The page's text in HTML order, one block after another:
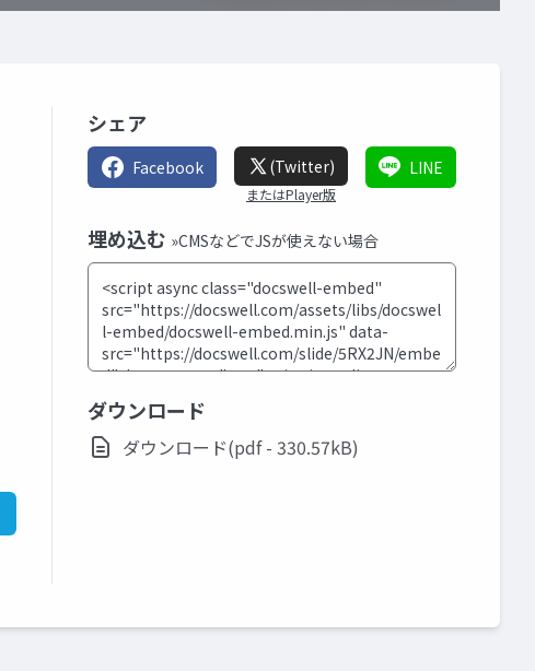
シェア
Facebook (Twitter)
またはPlayer版
LINE
埋め込む »CMSなどでJSが使えない場合
ダウンロード
ダウンロード(pdf - 330.57kB)